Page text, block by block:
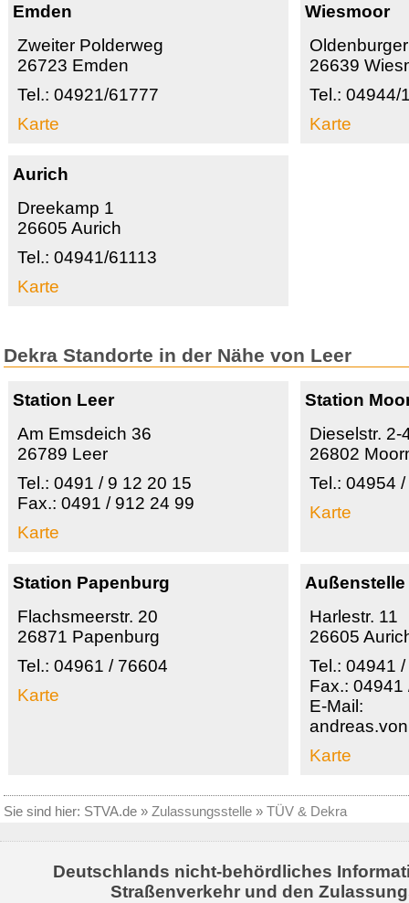
Emden
Zweiter Polderweg
26723 Emden
Tel.: 04921/61777
Karte
Wiesmoor
26639
Tel.: 04944/
Karte
Aurich
Dreekamp 1
26605 Aurich
Tel.: 04941/61113
Karte
Dekra Standorte in der Nähe von Leer
Station Leer
Am Emsdeich 36
26789 Leer
Tel.: 0491 / 9 12 20 15
Fax.: 0491 / 912 24 99
Karte
Station
Dieselstr. 2-
26802
Tel.: 04954
Karte
Station Papenburg
Flachsmeerstr. 20
26871 Papenburg
Tel.: 04961 / 76604
Karte
Harlestr. 11
26605
Tel.: 04941
Fax.: 04941
E-Mail:
Karte
Sie sind hier: STVA.de » Zulassungsstelle » TÜV & Dekra
Deutschlands nicht-behördliches
Straßenverkehr und den